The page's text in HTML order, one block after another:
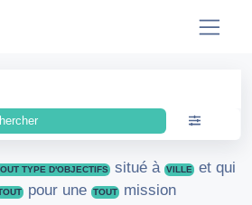
TYPE D'OBJECTIFSsitué à VILLE et qui
pour une TOUT mission